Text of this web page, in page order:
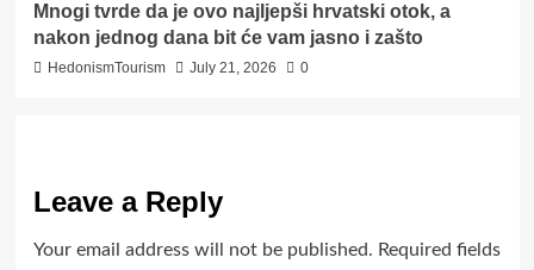
Mnogi tvrde da je ovo najljepši hrvatski otok, a
nakon jednog dana bit će vam jasno i zašto
HedonismTourism July 21, 2026 0
Leave a Reply
Your email address will not be published. Required fields